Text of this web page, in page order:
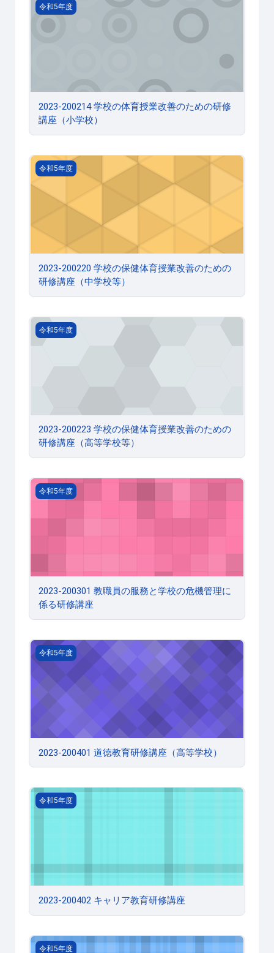
2023-200214 学校の体育授業改善のための研修講座（小
令和5年度
2023-200214 学校の体育授業改善のための研修
講座（小学校）
2023-200220 学校の保健体育授業改善のための研修講座
令和5年度
2023-200220 学校の保健体育授業改善のための
研修講座（中学校等）
2023-200223 学校の保健体育授業改善のための研修講座
令和5年度
2023-200223 学校の保健体育授業改善のための
研修講座（高等学校等）
2023-200301 教職員の服務と学校の危機管理に係る研修
令和5年度
2023-200301 教職員の服務と学校の危機管理に
係る研修講座
2023-200401 道徳教育研修講座（高等学校）
令和5年度
2023-200401 道徳教育研修講座（高等学校）
2023-200402 キャリア教育研修講座
令和5年度
2023-200402 キャリア教育研修講座
2023-200403 キャリア・シチズンシップ教育研修講座
令和5年度